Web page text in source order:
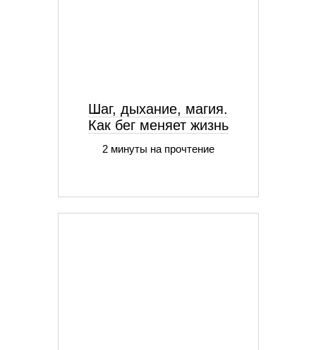
Шаг, дыхание, магия.
Как бег меняет жизнь
2 минуты на прочтение